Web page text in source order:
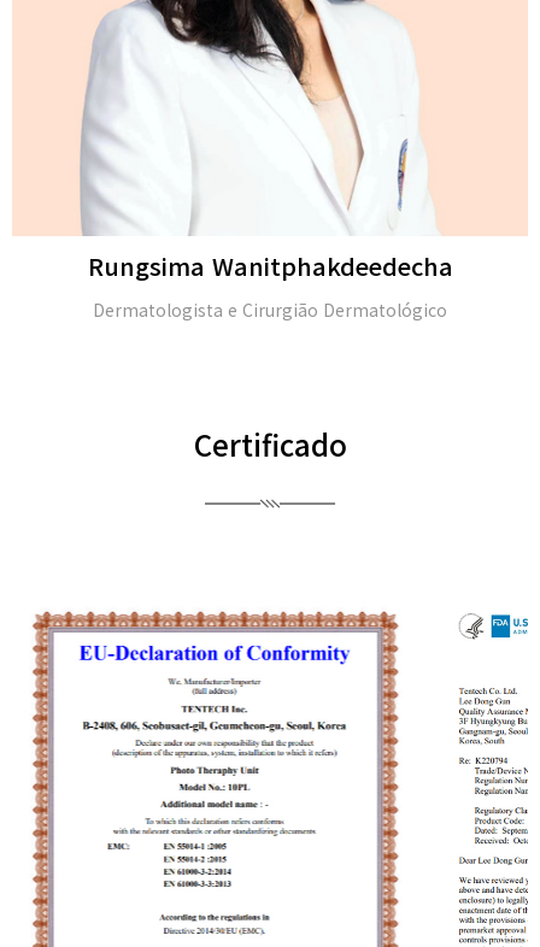
Michael H. Gold
M.D. e membro da Academia Americana de
Certificado